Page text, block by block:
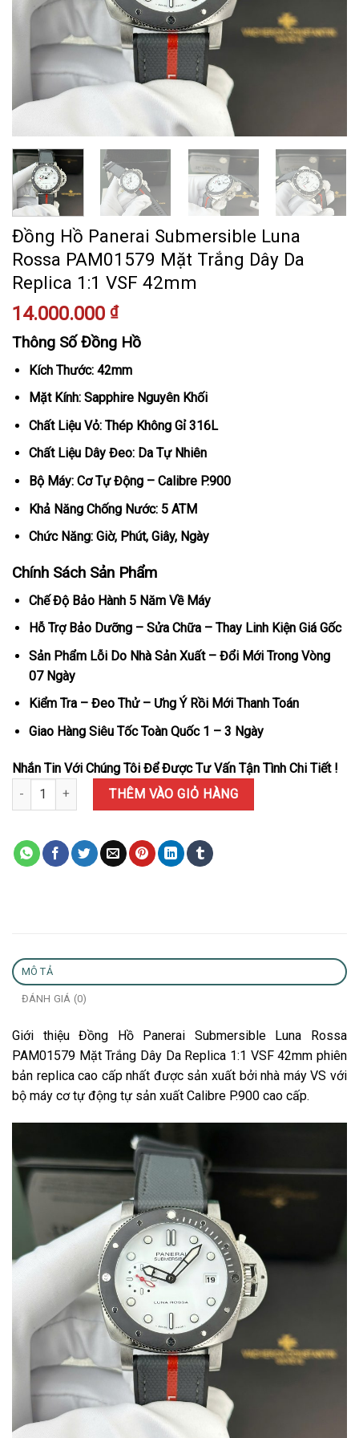
Đồng Hồ Panerai Submersible Luna
Rossa PAM01579 Mặt Trắng Dây Da
Replica 1:1 VSF 42mm
14.000.000 ₫
Thông Số Đồng Hồ
Kích Thước: 42mm
Mặt Kính: Sapphire Nguyên Khối
Chất Liệu Vỏ: Thép Không Gỉ 316L
Chất Liệu Dây Đeo: Da Tự Nhiên
Bộ Máy: Cơ Tự Động – Calibre P.900
Khả Năng Chống Nước: 5 ATM
Chức Năng: Giờ, Phút, Giây, Ngày
Chính Sách Sản Phẩm
Chế Độ Bảo Hành 5 Năm Về Máy
Hỗ Trợ Bảo Dưỡng – Sửa Chữa – Thay Linh Kiện Giá Gốc
Sản Phẩm Lỗi Do Nhà Sản Xuất – Đổi Mới Trong Vòng
07 Ngày
Kiểm Tra – Đeo Thử – Ưng Ý Rồi Mới Thanh Toán
Giao Hàng Siêu Tốc Toàn Quốc 1 – 3 Ngày
Nhắn Tin Với Chúng Tôi Để Được Tư Vấn Tận Tình Chi Tiết !
Đồng Hồ Panerai Submersible Luna Rossa PAM01579 Mặt Trắng
THÊM VÀO GIỎ HÀNG
MÔ TẢ
ĐÁNH GIÁ (0)
Giới thiệu Đồng Hồ Panerai Submersible Luna Rossa
PAM01579 Mặt Trắng Dây Da Replica 1:1 VSF 42mm phiên
bản replica cao cấp nhất được sản xuất bởi nhà máy VS với
bộ máy cơ tự động tự sản xuất Calibre P.900 cao cấp.